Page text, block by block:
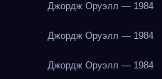
Джордж Оруэлл — 1984
Джордж Оруэлл — 1984
Джордж Оруэлл — 1984